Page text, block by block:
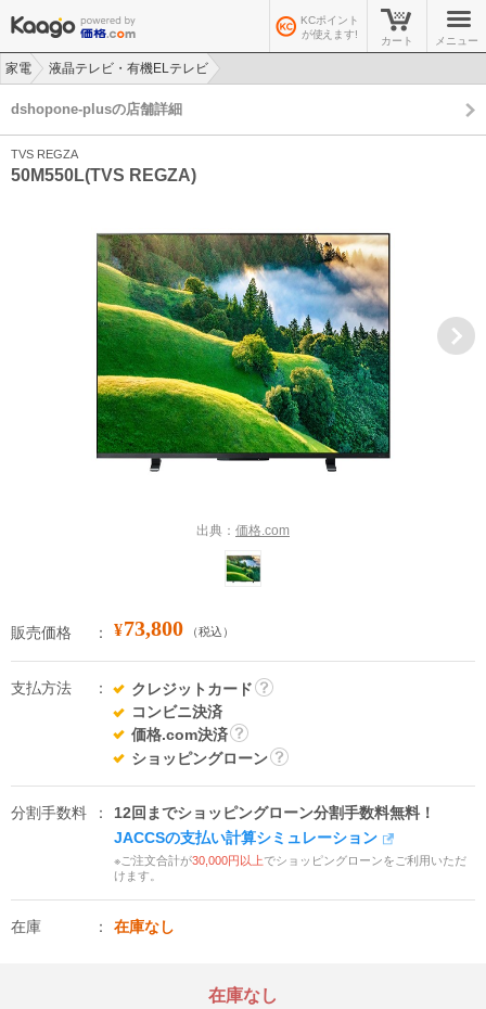
KCポイント
が使えます!
カート メニュー
家電
液晶テレビ・有機ELテレビ
dshopone-plusの店舗詳細
TVS REGZA
50M550L(TVS REGZA)
出典： 価格.com
販売価格 ¥73,800 （税込）
支払方法
クレジットカード
コンビニ決済
価格.com決済
詳
ショッピングローン
分割手数料
12回までショッピングローン分割手数料無料！
JACCSの支払い計算シミュレーション
※ご注文合計が30,000円以上でショッピングローンをご利用いただ
けます。
在庫 在庫なし
在庫なし